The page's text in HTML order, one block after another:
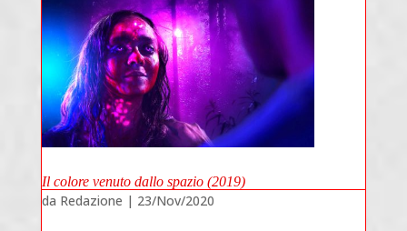
Il colore venuto dallo spazio (2019)
da Redazione | 23/Nov/2020